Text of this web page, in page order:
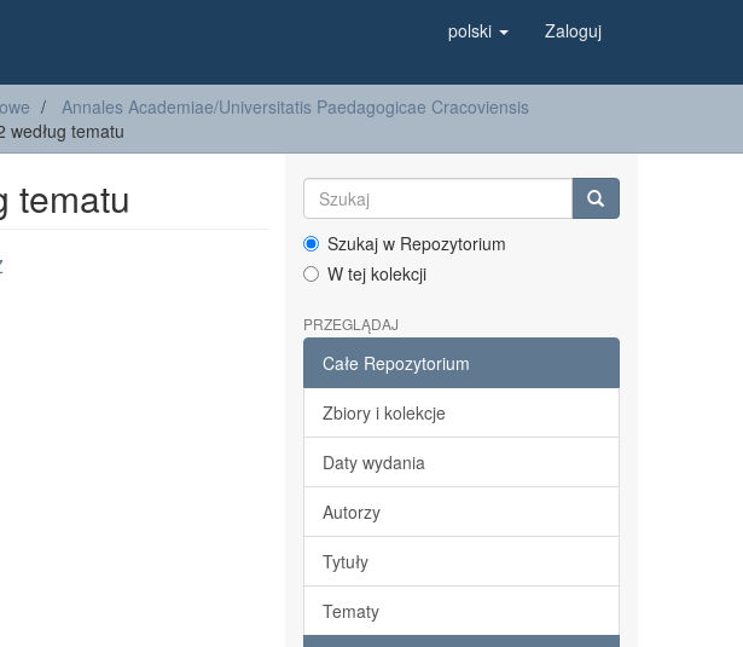
polski Zaloguj
Annales Academiae/Universitatis Paedagogicae Cracoviensis
według tematu
tematu
Szukaj w Repozytorium
W tej kolekcji
PRZEGLĄDAJ
Całe Repozytorium
Zbiory i kolekcje
Daty wydania
Autorzy
Tytuły
Tematy